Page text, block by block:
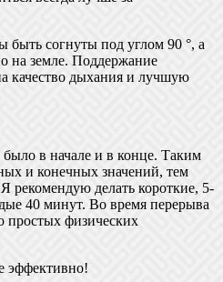
быть согнуты под углом 90 °, а
на земле. Поддержание
качество дыхания и лучшую
в начале и в конце. Таким
и конечных значений, тем
рекомендую делать короткие, 5-
40 минут. Во время перерыва
простых физических
эффективно!